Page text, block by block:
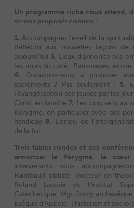
Un programme riche nous attend,
serons proposés comme :
1. Accompagner l’éveil de la
Réfléchir aux nouvelles façons de
aujourd’hui 3. Lieux d’annonce aux
les murs du caté : Patronages, école
4. Qu’avons-nous à proposer
sacrements ? Pas seulement ! 5.
l’évangélisation des jeunes par les
Christ en famille 7. Les cinq sens au
Kérygme, en particulier avec des
handicap 8. L’enjeu de
de la foi
Trois tables rondes et des
annoncer le Kérygme, le
intervenants nous
Raimbault bibliste, docteur en
Roland Lacroix de l’Institut
Catéchétique, Mgr Jordy
Evêque d’Ajaccio, l’historien et